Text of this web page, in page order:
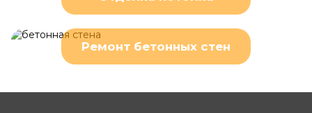
Ремонт бетонных стен